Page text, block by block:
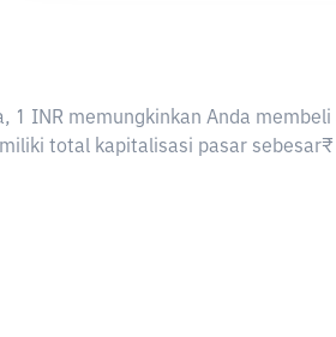
1 INR memungkinkan Anda membeli
total kapitalisasi pasar sebesar₹